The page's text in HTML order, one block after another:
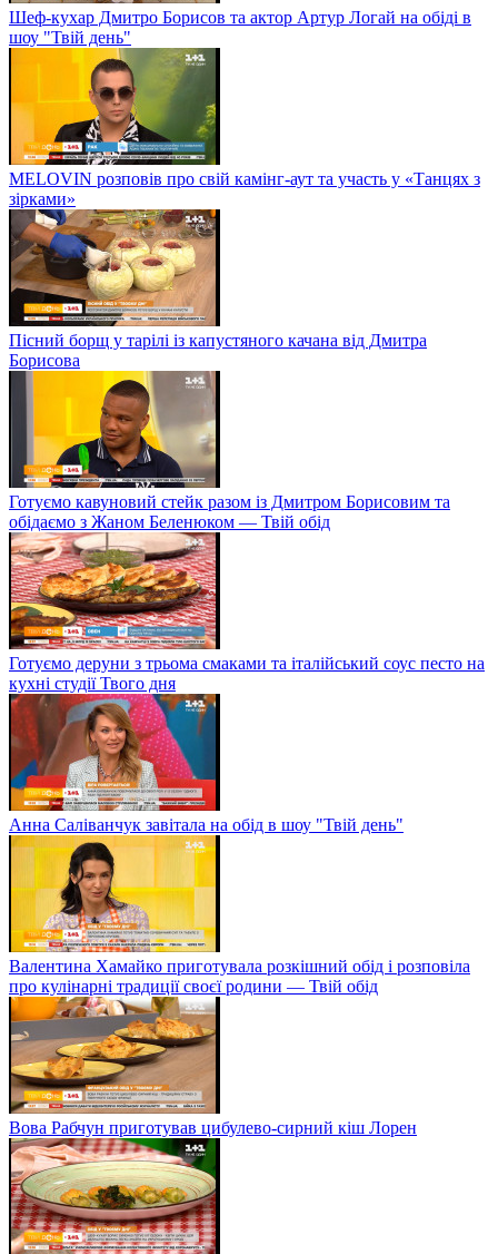
Шеф-кухар Дмитро Борисов та актор Артур Логай на обіді в
шоу "Твій день"
MELOVIN розповів про свій камінг-аут та участь у «Танцях з
зірками»
Пісний борщ у тарілі із капустяного качана від Дмитра
Борисова
Готуємо кавуновий стейк разом із Дмитром Борисовим та
обідаємо з Жаном Беленюком — Твій обід
Готуємо деруни з трьома смаками та італійський соус песто на
кухні студії Твого дня
Анна Саліванчук завітала на обід в шоу "Твій день"
Валентина Хамайко приготувала розкішний обід і розповіла
про кулінарні традиції своєї родини — Твій обід
Вова Рабчун приготував цибулево-сирний кіш Лорен